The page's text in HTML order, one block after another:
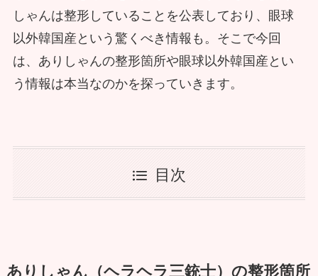
しゃんは整形していることを公表しており、眼球
以外韓国産という驚くべき情報も。そこで今回
は、ありしゃんの整形箇所や眼球以外韓国産とい
う情報は本当なのかを探っていきます。
目次
ありしゃん（ヘラヘラ三銃士）の整形箇所